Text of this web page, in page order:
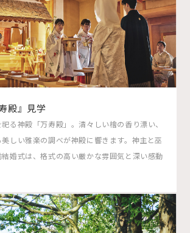
殿』見学
る神殿「万寿殿」。清々しい檜の香り漂い、
しい雅楽の調べが神殿に響きます。神主と巫
婚式は、格式の高い厳かな雰囲気と深い感動